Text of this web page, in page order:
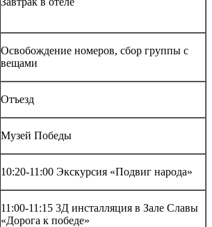
Освобождение номеров, сбор группы с
вещами
Отъезд
Музей Победы
10:20-11:00 Экскурсия «Подвиг народа»
11:00-11:15 3Д инсталляция в Зале Славы
«Дорога к победе»